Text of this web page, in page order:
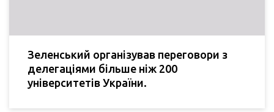
Зеленський організував переговори з
делегаціями більше ніж 200
університетів України.